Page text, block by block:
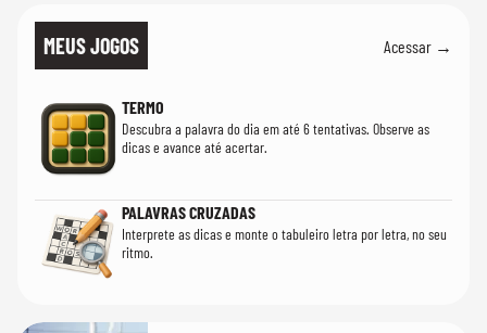
MEUS JOGOS Acessar →
TERMO
Descubra a palavra do dia em até 6 tentativas. Observe as
dicas e avance até acertar.
PALAVRAS CRUZADAS
Interprete as dicas e monte o tabuleiro letra por letra, no seu
ritmo.